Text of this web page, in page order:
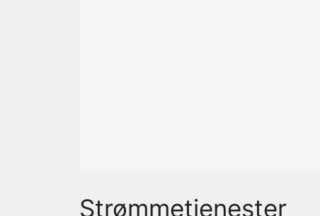
Strømmetjenester